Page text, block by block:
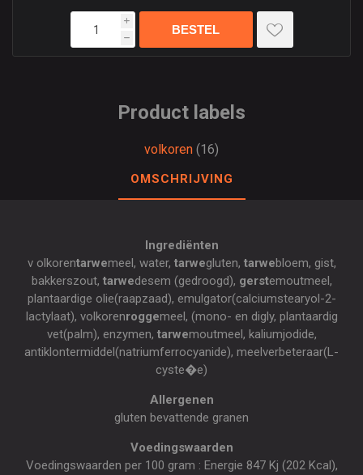
i
h
Product labels
volkoren (16)
OMSCHRIJVING
Ingrediënten
v olkorentarwemeel, water, tarwegluten, tarwebloem, gist,
bakkerszout, tarwedesem (gedroogd), gerstemoutmeel,
plantaardige olie(raapzaad), emulgator(calciumstearyol-2-
lactylaat), volkorenroggemeel, (mono- en digly, plantaardig
vet(palm), enzymen, tarwemoutmeel, kaliumjodide,
antiklontermiddel(natriumferrocyanide), meelverbeteraar(L-
cyste�e)
Allergenen
gluten bevattende granen
Voedingswaarden
Voedingswaarden per 100 gram : Energie 847 Kj (202 Kcal),